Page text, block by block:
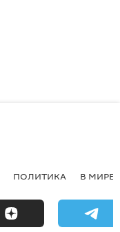
ПОЛИТИКА В МИРЕ